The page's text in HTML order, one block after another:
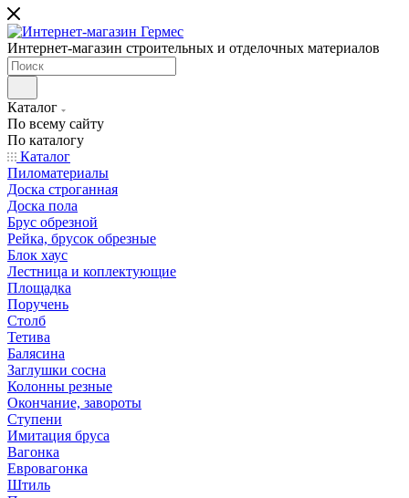
Интернет-магазин строительных и отделочных материалов
Каталог
По всему сайту
По каталогу
Каталог
Пиломатериалы
Доска строганная
Доска пола
Брус обрезной
Рейка, брусок обрезные
Блок хаус
Лестница и коплектующие
Площадка
Поручень
Столб
Тетива
Балясина
Заглушки сосна
Колонны резные
Окончание, завороты
Ступени
Имитация бруса
Вагонка
Евровагонка
Штиль